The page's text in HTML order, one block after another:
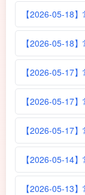
【2026-05-18
【2026-05-18
【2026-05-17
【2026-05-17
【2026-05-17
【2026-05-14
【2026-05-13